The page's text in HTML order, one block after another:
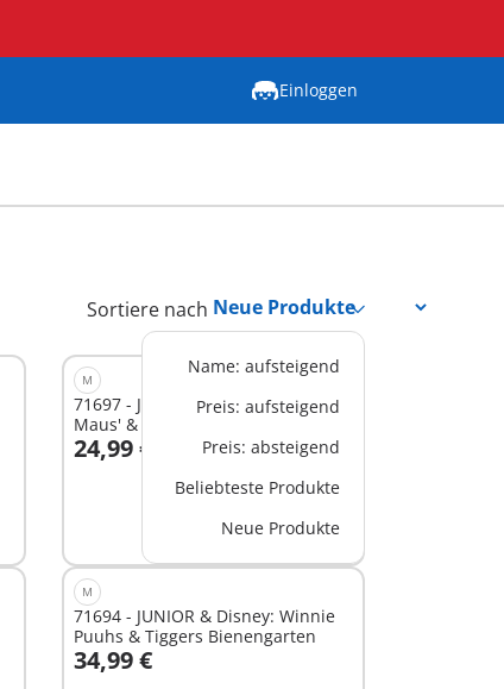
Einloggen
Sortiere nach
Name: aufsteigend
Preis: aufsteigend
Preis: absteigend
Beliebteste Produkte
Neue Produkte
M
71697 - JUNIOR & Disney: Micky
Maus' & Minnie Maus' Wolkenflug
24,99 €
In den Warenkorb
M
71694 - JUNIOR & Disney: Winnie
Puuhs & Tiggers Bienengarten
34,99 €
In den Warenkorb